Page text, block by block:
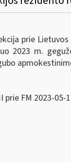
prie
2023 m.
FM 2023-05-